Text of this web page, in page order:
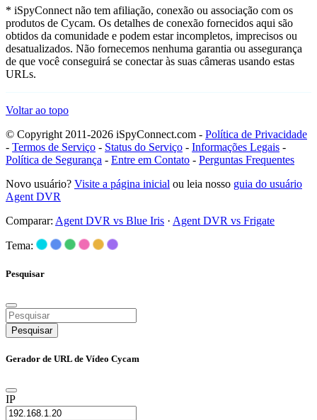
* iSpyConnect não tem afiliação, conexão ou associação com os
produtos de Cycam. Os detalhes de conexão fornecidos aqui são
obtidos da comunidade e podem estar incompletos, imprecisos ou
desatualizados. Não fornecemos nenhuma garantia ou assegurança
de que você conseguirá se conectar às suas câmeras usando estas
URLs.
Voltar ao topo
© Copyright 2011-2026 iSpyConnect.com - Política de Privacidade
- Termos de Serviço - Status do Serviço - Informações Legais -
Política de Segurança - Entre em Contato - Perguntas Frequentes
Novo usuário? Visite a página inicial ou leia nosso guia do usuário
Agent DVR
Comparar: Agent DVR vs Blue Iris · Agent DVR vs Frigate
Tema:
Pesquisar
Pesquisar
Gerador de URL de Vídeo Cycam
IP